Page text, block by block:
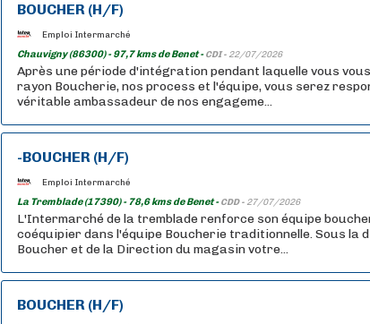
BOUCHER (H/F)
Emploi Intermarché
Chauvigny (86300) - 97,7 kms de Benet -CDI - 22/07/2026
Après une période d'intégration pendant laquelle vous
rayon Boucherie, nos process et l'équipe, vous serez
véritable ambassadeur de nos engageme...
-BOUCHER (H/F)
Emploi Intermarché
La Tremblade (17390) - 78,6 kms de Benet -CDD - 27/07/2026
L'Intermarché de la tremblade renforce son équipe
coéquipier dans l'équipe Boucherie traditionnelle. Sous la
Boucher et de la Direction du magasin votre...
BOUCHER (H/F)